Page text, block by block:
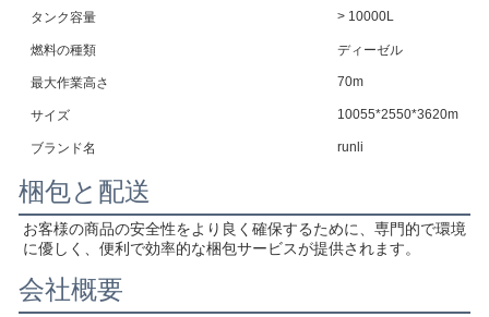
タンク容量 > 10000L
燃料の種類 ディーゼル
最大作業高さ 70m
サイズ 10055*2550*3620m
ブランド名 runli
梱包と配送
お客様の商品の安全性をより良く確保するために、専門的で環境
に優しく、便利で効率的な梱包サービスが提供されます。
会社概要